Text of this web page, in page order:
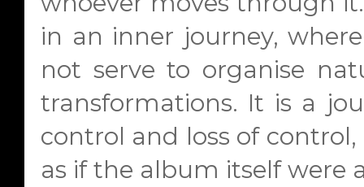
in an inner journey,
not serve to organise
transformations. It is a
control and loss of
as if the album itself were